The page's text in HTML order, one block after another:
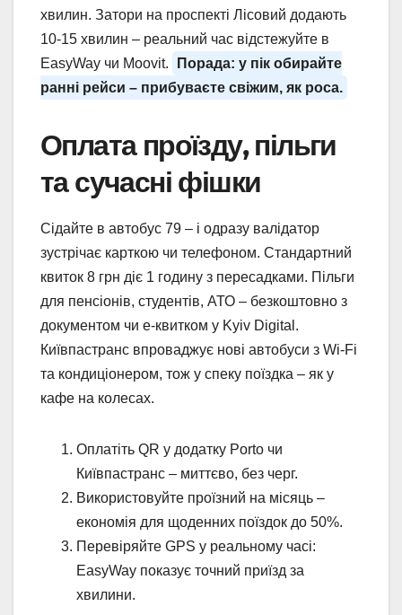
хвилин. Затори на проспекті Лісовий додають
10-15 хвилин – реальний час відстежуйте в
EasyWay чи Moovit.
Порада: у пік обирайте
ранні рейси – прибуваєте свіжим, як роса.
Оплата проїзду, пільги
та сучасні фішки
Сідайте в автобус 79 – і одразу валідатор
зустрічає карткою чи телефоном. Стандартний
квиток 8 грн діє 1 годину з пересадками. Пільги
для пенсіонів, студентів, АТО – безкоштовно з
документом чи e-квитком у Kyiv Digital.
Київпастранс впроваджує нові автобуси з Wi-Fi
та кондиціонером, тож у спеку поїздка – як у
кафе на колесах.
Оплатіть QR у додатку Porto чи
Київпастранс – миттєво, без черг.
Використовуйте проїзний на місяць –
економія для щоденних поїздок до 50%.
Перевіряйте GPS у реальному часі:
EasyWay показує точний приїзд за
хвилини.